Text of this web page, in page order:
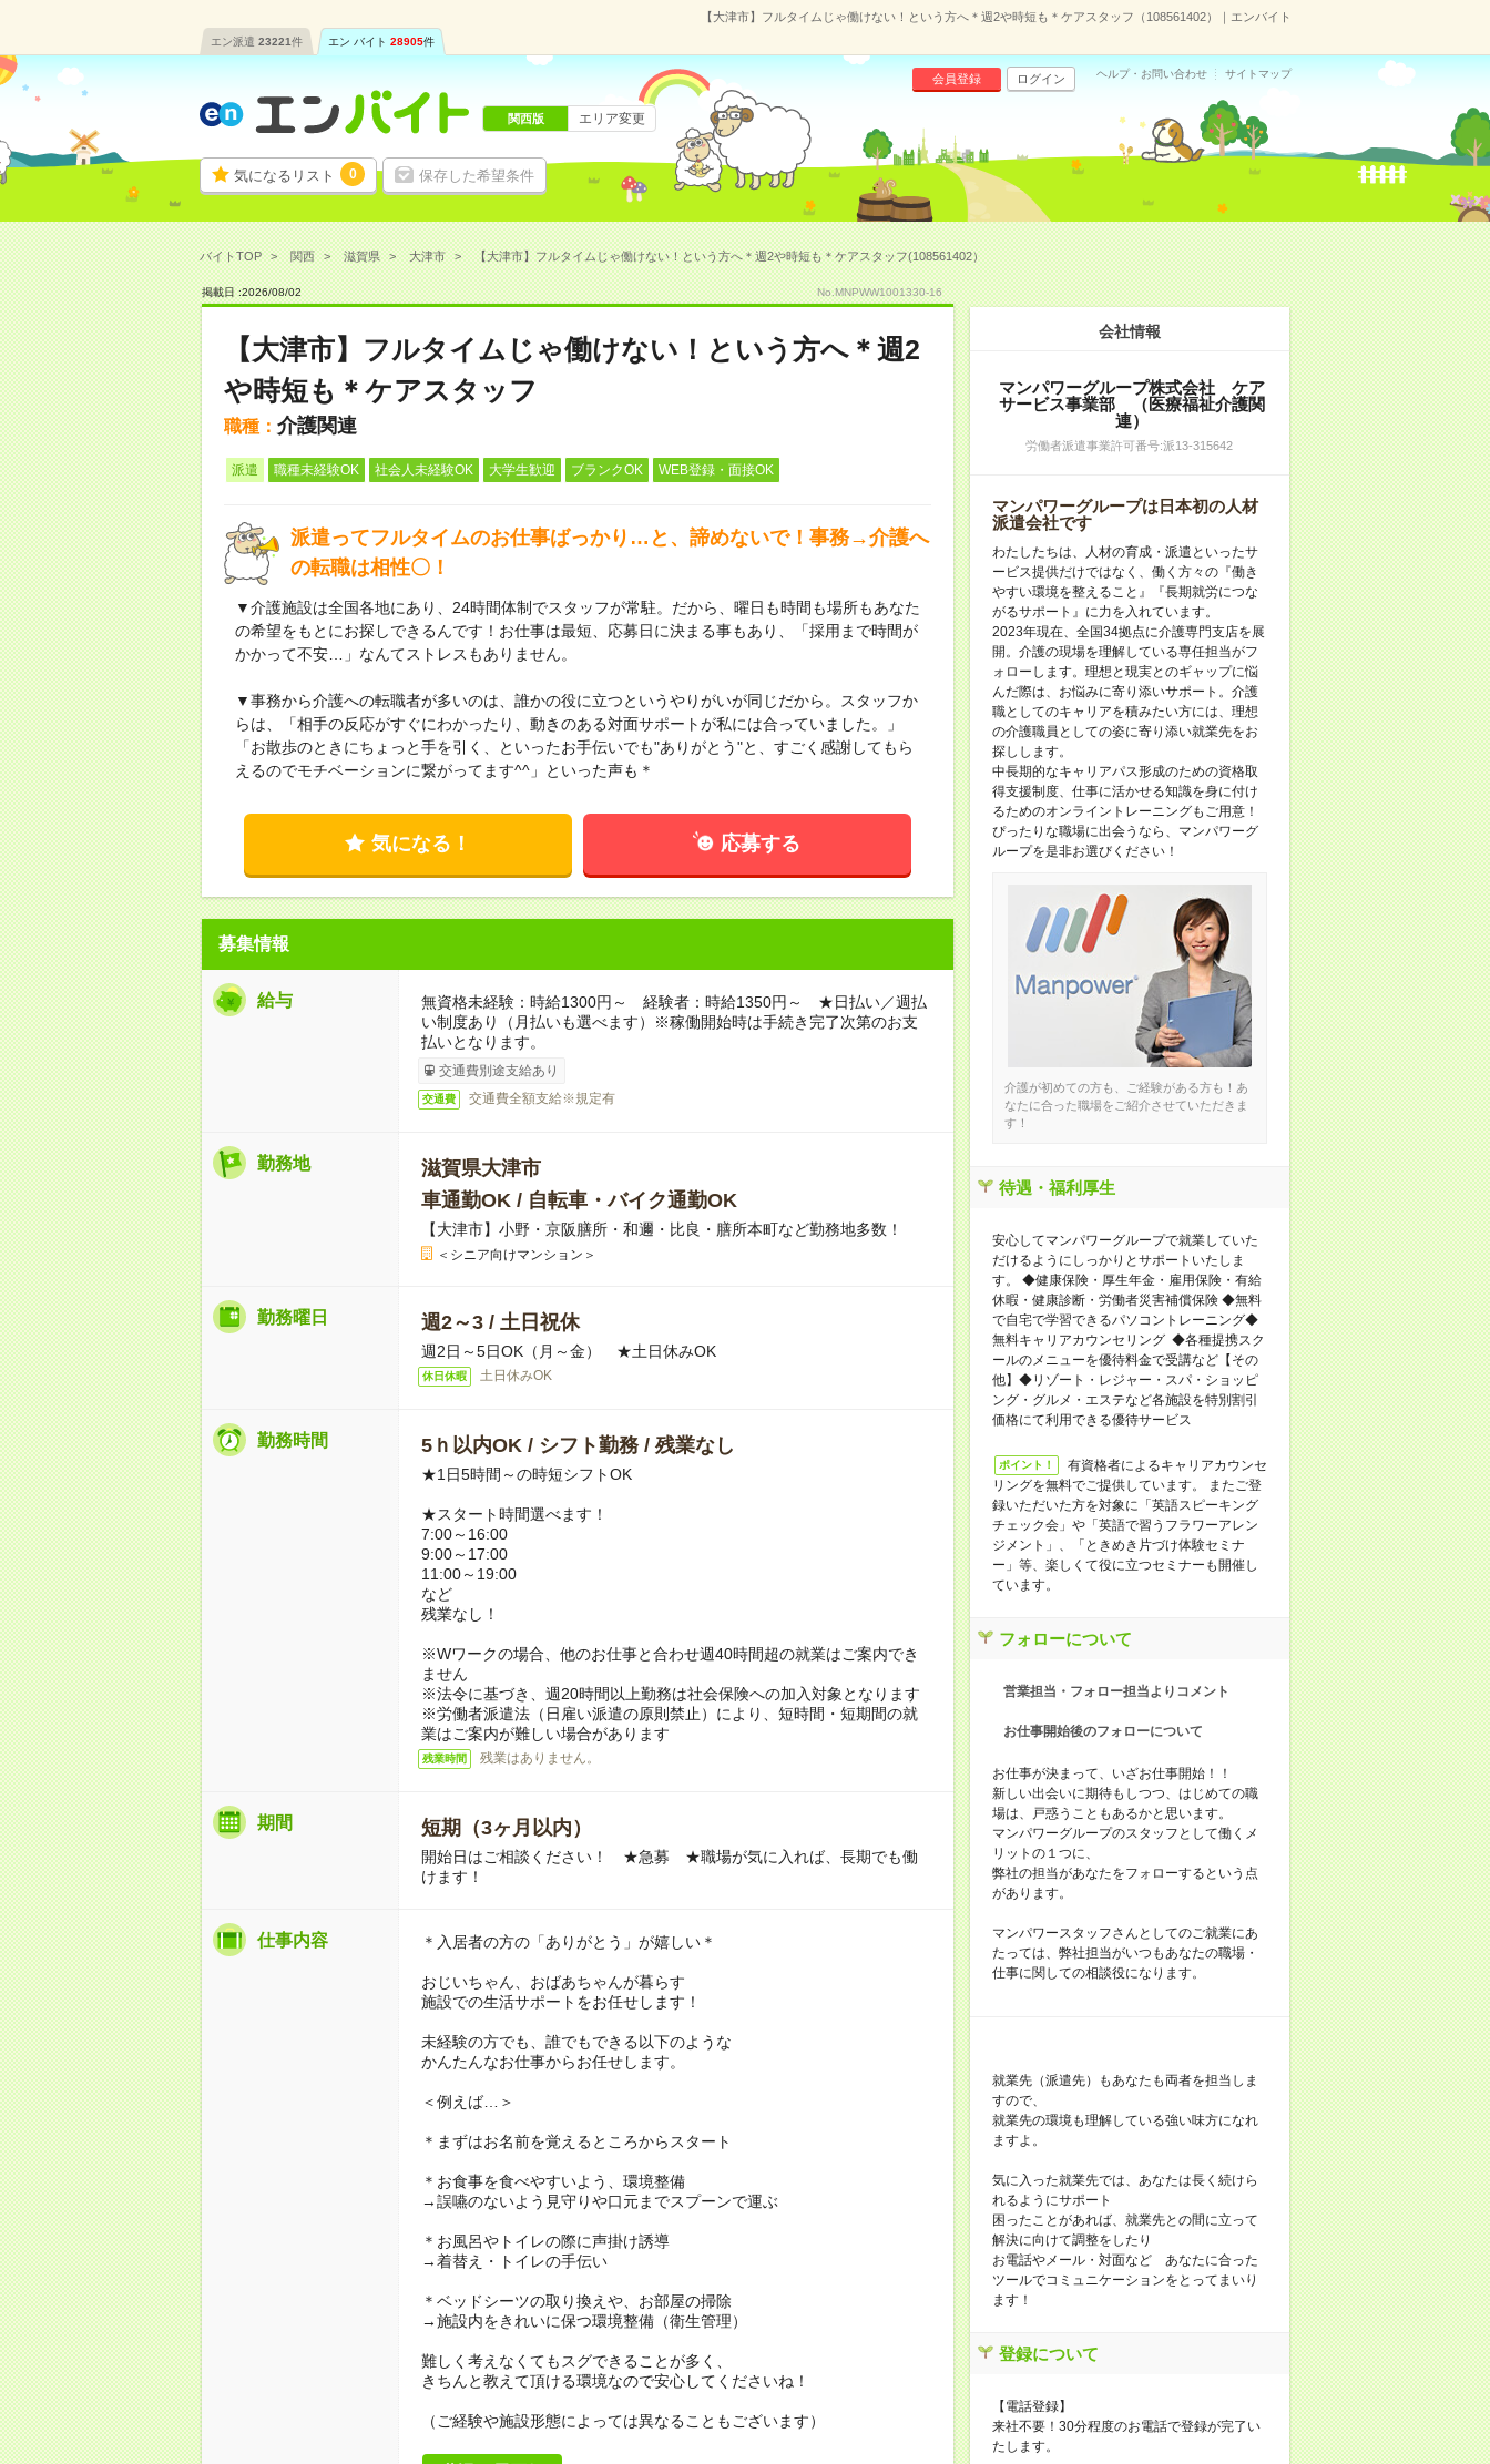
【大津市】フルタイムじゃ働けない！という方へ＊週2や時短も＊ケアスタッフ（108561402）｜エンバイト
エン派遣 23221件 エン バイト 28905件
気になるリスト 0 保存した希望条件
会員登録 ログイン ヘルプ・お問い合わせ サイトマップ
関西版 エリア変更
バイトTOP 関西 滋賀県 大津市 【大津市】フルタイムじゃ働けない！という方へ＊週2や時短も＊ケアスタッフ(108561402）
掲載日 :2026/08/02 No.MNPWW1001330-16
【大津市】フルタイムじゃ働けない！という方へ＊週2
や時短も＊ケアスタッフ
職種： 介護関連
派遣 職種未経験OK 社会人未経験OK 大学生歓迎 ブランクOK WEB登録・面接OK
派遣ってフルタイムのお仕事ばっかり…と、諦めないで！事務→介護へ
の転職は相性〇！
▼介護施設は全国各地にあり、24時間体制でスタッフが常駐。だから、曜日も時間も場所もあなた
の希望をもとにお探しできるんです！お仕事は最短、応募日に決まる事もあり、「採用まで時間が
かかって不安…」なんてストレスもありません。
▼事務から介護への転職者が多いのは、誰かの役に立つというやりがいが同じだから。スタッフか
らは、「相手の反応がすぐにわかったり、動きのある対面サポートが私には合っていました。」
「お散歩のときにちょっと手を引く、といったお手伝いでも"ありがとう"と、すごく感謝してもら
えるのでモチベーションに繋がってます^^」といった声も＊
気になる！ 応募する
募集情報
給与
無資格未経験：時給1300円～ 経験者：時給1350円～ ★日払い／週払
い制度あり（月払いも選べます）※稼働開始時は手続き完了次第のお支
払いとなります。
交通費別途支給あり
交通費 交通費全額支給※規定有
勤務地
滋賀県大津市
車通勤OK / 自転車・バイク通勤OK
【大津市】小野・京阪膳所・和邇・比良・膳所本町など勤務地多数！
＜シニア向けマンション＞
勤務曜日 週2～3 / 土日祝休
週2日～5日OK（月～金） ★土日休みOK
休日休暇 土日休みOK
勤務時間 5ｈ以内OK / シフト勤務 / 残業なし
★1日5時間～の時短シフトOK
★スタート時間選べます！
7:00～16:00
9:00～17:00
11:00～19:00
など
残業なし！
※Wワークの場合、他のお仕事と合わせ週40時間超の就業はご案内でき
ません
※法令に基づき、週20時間以上勤務は社会保険への加入対象となります
※労働者派遣法（日雇い派遣の原則禁止）により、短時間・短期間の就
業はご案内が難しい場合があります
残業時間 残業はありません。
期間 短期（3ヶ月以内）
開始日はご相談ください！ ★急募 ★職場が気に入れば、長期でも働
けます！
仕事内容 ＊入居者の方の「ありがとう」が嬉しい＊
おじいちゃん、おばあちゃんが暮らす
施設での生活サポートをお任せします！
未経験の方でも、誰でもできる以下のような
かんたんなお仕事からお任せします。
＜例えば…＞
＊まずはお名前を覚えるところからスタート
＊お食事を食べやすいよう、環境整備
→誤嚥のないよう見守りや口元までスプーンで運ぶ
＊お風呂やトイレの際に声掛け誘導
→着替え・トイレの手伝い
＊ベッドシーツの取り換えや、お部屋の掃除
→施設内をきれいに保つ環境整備（衛生管理）
難しく考えなくてもスグできることが多く、
きちんと教えて頂ける環境なので安心してくださいね！
（ご経験や施設形態によっては異なることもございます）
会社情報
マンパワーグループ株式会社 ケア
サービス事業部 （医療福祉介護関
連）
労働者派遣事業許可番号:派13-315642
マンパワーグループは日本初の人材
派遣会社です
わたしたちは、人材の育成・派遣といったサ
ービス提供だけではなく、働く方々の『働き
やすい環境を整えること』『長期就労につな
がるサポート』に力を入れています。
2023年現在、全国34拠点に介護専門支店を展
開。介護の現場を理解している専任担当がフ
ォローします。理想と現実とのギャップに悩
んだ際は、お悩みに寄り添いサポート。介護
職としてのキャリアを積みたい方には、理想
の介護職員としての姿に寄り添い就業先をお
探しします。
中長期的なキャリアパス形成のための資格取
得支援制度、仕事に活かせる知識を身に付け
るためのオンライントレーニングもご用意！
ぴったりな職場に出会うなら、マンパワーグ
ループを是非お選びください！
介護が初めての方も、ご経験がある方も！あ
なたに合った職場をご紹介させていただきま
す！
待遇・福利厚生
安心してマンパワーグループで就業していた
だけるようにしっかりとサポートいたしま
す。 ◆健康保険・厚生年金・雇用保険・有給
休暇・健康診断・労働者災害補償保険 ◆無料
で自宅で学習できるパソコントレーニング◆
無料キャリアカウンセリング ◆各種提携スク
ールのメニューを優待料金で受講など【その
他】◆リゾート・レジャー・スパ・ショッピ
ング・グルメ・エステなど各施設を特別割引
価格にて利用できる優待サービス
ポイント！
有資格者によるキャリアカウンセ
リングを無料でご提供しています。 またご登
録いただいた方を対象に「英語スピーキング
チェック会」や「英語で習うフラワーアレン
ジメント」、「ときめき片づけ体験セミナ
ー」等、楽しくて役に立つセミナーも開催し
ています。
フォローについて
営業担当・フォロー担当よりコメント
お仕事開始後のフォローについて
お仕事が決まって、いざお仕事開始！！
新しい出会いに期待もしつつ、はじめての職
場は、戸惑うこともあるかと思います。
マンパワーグループのスタッフとして働くメ
リットの１つに、
弊社の担当があなたをフォローするという点
があります。
マンパワースタッフさんとしてのご就業にあ
たっては、弊社担当がいつもあなたの職場・
仕事に関しての相談役になります。
就業先（派遣先）もあなたも両者を担当しま
すので、
就業先の環境も理解している強い味方になれ
ますよ。
気に入った就業先では、あなたは長く続けら
れるようにサポート
困ったことがあれば、就業先との間に立って
解決に向けて調整をしたり
お電話やメール・対面など あなたに合った
ツールでコミュニケーションをとってまいり
ます！
登録について
【電話登録】
来社不要！30分程度のお電話で登録が完了い
たします。